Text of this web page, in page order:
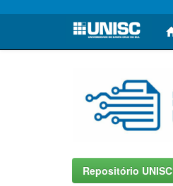
Skip
Repositório UNISC